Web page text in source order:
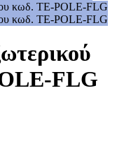
FLG